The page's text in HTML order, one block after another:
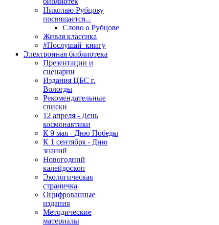
Николаю Рубцову
посвящается...
Слово о Рубцове
Живая классика
#Послушай_книгу
Электронная библиотека
Презентации и
сценарии
Издания ЦБС г.
Вологды
Рекомендательные
списки
12 апреля - День
космонавтики
К 9 мая - Дню Победы
К 1 сентября - Дню
знаний
Новогодний
калейдоскоп
Экологическая
страничка
Оцифрованные
издания
Методические
материалы